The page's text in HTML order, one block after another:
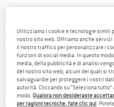
Utilizziamo i cookie e tecnologie simili
nostro sito web. Offriamo anche
il nostro traffico per personalizzare i
funzioni di social media. In questo
media, della pubblicità e di analisi
del nostro sito web; alcuni dei quali si
salvaguardie per proteggere i vostri
autorità. Cliccando su “Seleziona
modo. Qualora non desideraste
per ragioni tecniche, fate clic qui.